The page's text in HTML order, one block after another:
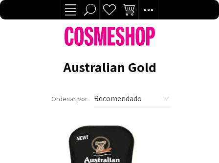
Australian Gold
Ordenar por